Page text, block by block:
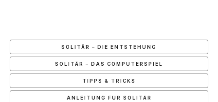
SOLITÄR – DIE ENTSTEHUNG
SOLITÄR – DAS COMPUTERSPIEL
TIPPS & TRICKS
ANLEITUNG FÜR SOLITÄR